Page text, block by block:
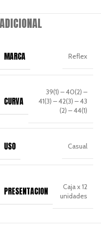
MARCA Reflex
CURVA
39(1) – 40(2) –
41(3) – 42(3) – 43
(2) – 44(1)
USO Casual
PRESENTACION
Caja x 12
unidades